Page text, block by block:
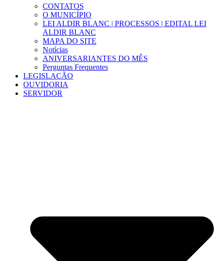
CONTATOS
O MUNICÍPIO
LEI ALDIR BLANC | PROCESSOS | EDITAL LEI
ALDIR BLANC
MAPA DO SITE
Notícias
ANIVERSARIANTES DO MÊS
Perguntas Frequentes
LEGISLAÇÃO
OUVIDORIA
SERVIDOR